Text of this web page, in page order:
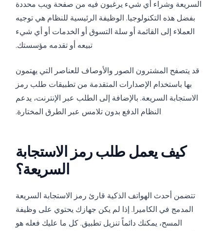
السريعة وشراء أي شيء يرغبون فيه من صفحة ويب محددة
بفضل هذه التكنولوجيا. الوظيفة الرئيسية للنظام هي توجيه
العملاء إلى القائمة أو سلة التسوق أو الخدمات أو أي شيء
تبيعه أو تقدمه مؤسستك.
قد يتصفح المشترون الصور والأوصاف للعناصر التي يهتمون
بها باستخدام الإصدارات المتقدمة من تطبيقات طلب رمز
الاستجابة السريعة. بالإضافة إلى الطلب عبر الإنترنت، يدعم
النظام الدفع بدون تلامس عبر الطرق المختارة.
كيف يعمل طلب رمز الاستجابة
السريعة؟
تتضمن أحدث الهواتف الذكية قارئ رمز الاستجابة السريعة
المدمج في الكاميرا. إذا لم يكن جهازك يحتوي على وظيفة
المسح، يمكنك دائماً تنزيل تطبيق. كل ما عليك فعله هو